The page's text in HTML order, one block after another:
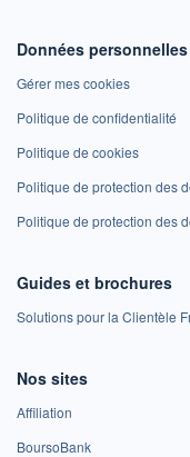
Données personnelles
Gérer mes cookies
Politique de confidentialité
Politique de cookies
Politique de protection des
Politique de protection des
Guides et brochures
Solutions pour la Clientèle
Nos sites
Affiliation
BoursoBank